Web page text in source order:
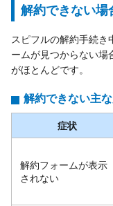
解約できない
スピフルの解約手続き
ームが見つからない場
がほとんどです。
解約できない主
症状
解約フォームが表示
されない